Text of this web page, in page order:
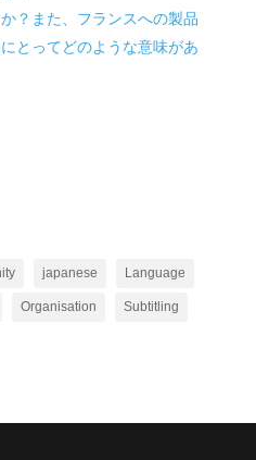
？また、フランスへの製品
とってどのような意味があ
japanese Language
Organisation Subtitling